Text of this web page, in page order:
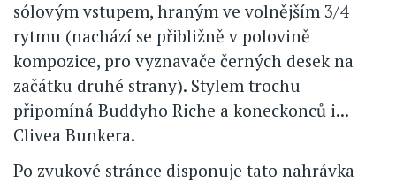
sólovým vstupem, hraným ve volnějším 3/4
rytmu (nachází se přibližně v polovině
kompozice, pro vyznavače černých desek na
začátku druhé strany). Stylem trochu
připomíná Buddyho Riche a koneckonců i...
Clivea Bunkera.
Po zvukové stránce disponuje tato nahrávka